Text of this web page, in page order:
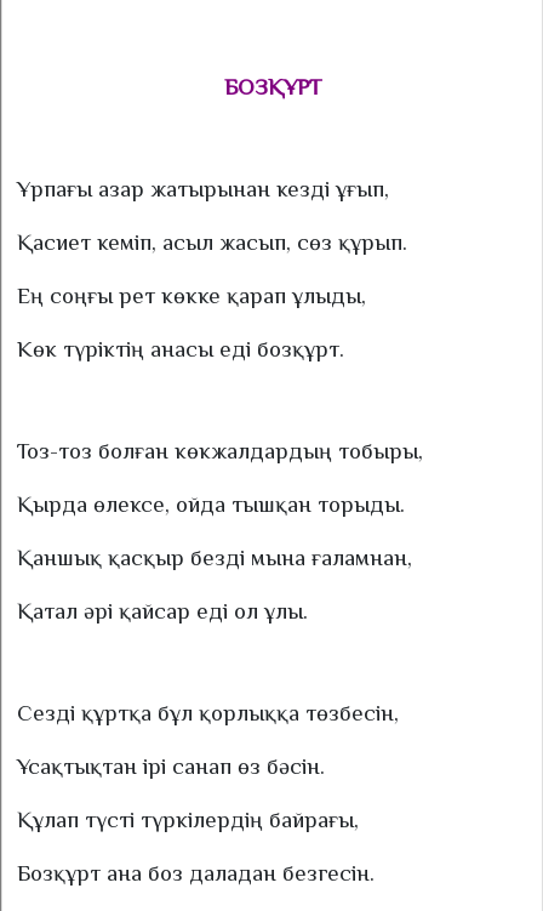
БОЗҚҰРТ
Ұрпағы азар жатырынан кезді ұғып,
Қасиет кеміп, асыл жасып, сөз құрып.
Ең соңғы рет көкке қарап ұлыды,
Көк түріктің анасы еді бозқұрт.
Тоз-тоз болған көкжалдардың тобыры,
Қырда өлексе, ойда тышқан торыды.
Қаншық қасқыр безді мына ғаламнан,
Қатал әрі қайсар еді ол ұлы.
Сезді құртқа бұл қорлыққа төзбесін,
Ұсақтықтан ірі санап өз бәсін.
Құлап түсті түркілердің байрағы,
Бозқұрт ана боз даладан безгесін.